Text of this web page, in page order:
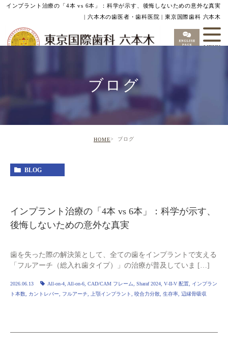
インプラント治療の「4本 vs 6本」：科学が示す、後悔しないための意外な真実
| 六本木の歯医者・歯科医院 | 東京国際歯科 六本木
ブログ
HOME ブログ
BLOG
インプラント治療の「4本 vs 6本」：科学が示す、
後悔しないための意外な真実
歯を失った際の解決策として、全ての歯をインプラントで支える
「フルアーチ（総入れ歯タイプ）」の治療が普及していま […]
2026.06.13 All‑on‑4 All‑on‑6 CAD/CAM フレーム Sharaf 2024 V‑II‑V 配置
インプラン
ト本数
カントレバー フルアーチ 上顎インプラント 咬合力分散 生存率 辺縁骨吸収